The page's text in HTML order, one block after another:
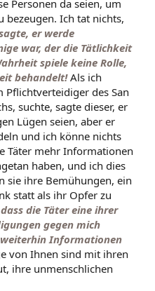
Personen da seien, um
bezeugen. Ich tat nichts,
er werde
war, der die Tätlichkeit
spiele keine Rolle,
behandelt!Als ich
Pflichtverteidiger des San
suchte, sagte dieser, er
Lügen seien, aber er
und ich könne nichts
Täter mehr Informationen
haben, und ich dies
sie ihre Bemühungen, ein
statt als ihr Opfer zu
die Täter eine ihrer
gegen mich
Informationen
von Ihnen sind mit ihren
ihre unmenschlichen